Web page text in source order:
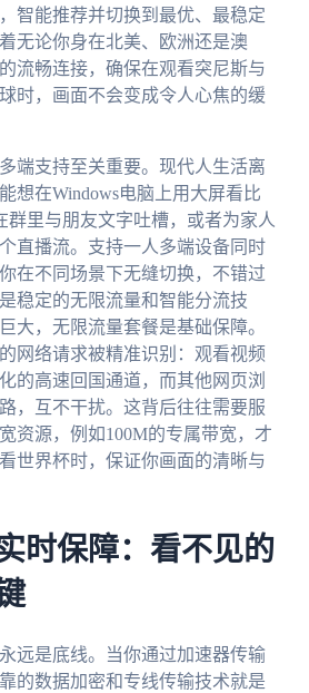
智能推荐并切换到最优、最稳定
无论你身在北美、欧洲还是澳
流畅连接，确保在观看突尼斯与
时，画面不会变成令人心焦的缓
端支持至关重要。现代人生活离
想在Windows电脑上用大屏看比
群里与朋友文字吐槽，或者为家人
直播流。支持一人多端设备同时
在不同场景下无缝切换，不错过
稳定的无限流量和智能分流技
大，无限流量套餐是基础保障。
网络请求被精准识别：观看视频
的高速回国通道，而其他网页浏
，互不干扰。这背后往往需要服
资源，例如100M的专属带宽，才
世界杯时，保证你画面的清晰与
时保障：看不见的
远是底线。当你通过加速器传输
的数据加密和专线传输技术就是